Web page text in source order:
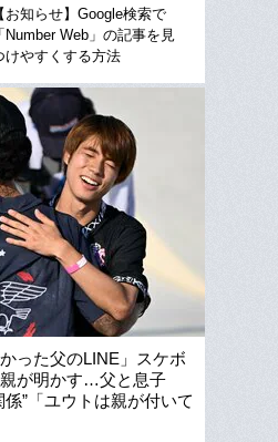
【お知らせ】Google検索で
「Number Web」の記事を見
けやすくする方法
った父のLINE」スケボ
が明かす…父と息子
”「ユウトは親が付いて
んですよ」